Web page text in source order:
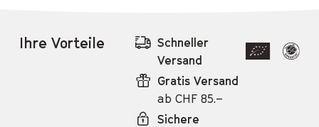
Ihre Vorteile
Schneller
Versand
Gratis Versand
ab CHF 85.–
Sichere